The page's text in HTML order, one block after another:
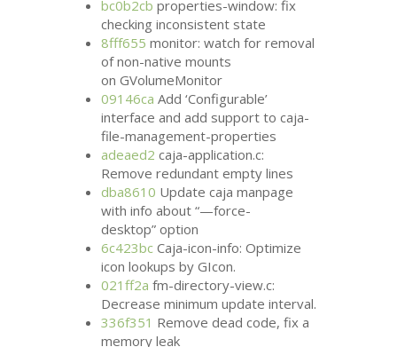
bc0b2cb properties-window: fix
checking inconsistent state
8fff655 monitor: watch for removal
of non-native mounts
on GVolumeMonitor
09146ca Add ‘Configurable’
interface and add support to caja-
file-management-properties
adeaed2 caja-application.c:
Remove redundant empty lines
dba8610 Update caja manpage
with info about “—force-
desktop” option
6c423bc Caja-icon-info: Optimize
icon lookups by GIcon.
021ff2a fm-directory-view.c:
Decrease minimum update interval.
336f351 Remove dead code, fix a
memory leak